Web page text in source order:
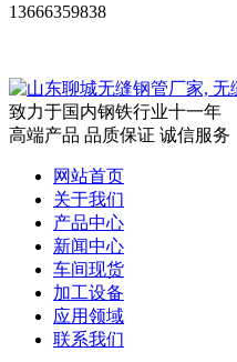
13666359838
致力于国内钢铁行业十一年
高端产品 品质保证 诚信服务
网站首页
关于我们
产品中心
新闻中心
车间现货
加工设备
应用领域
联系我们